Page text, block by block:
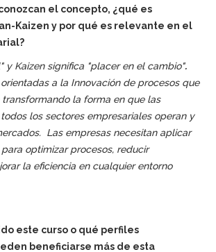
el concepto, ¿qué es
Kaizen y por qué es relevante en el
y Kaizen significa "placer en el cambio".
a la Innovación de procesos que
la forma en que las
los sectores empresariales operan y
Las empresas necesitan aplicar
optimizar procesos, reducir
la eficiencia en cualquier entorno
este curso o qué perfiles
beneficiarse más de esta